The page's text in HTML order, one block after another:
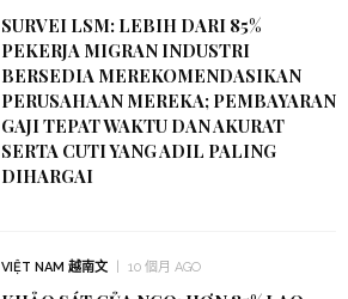
SURVEI LSM: LEBIH DARI 85%
PEKERJA MIGRAN INDUSTRI
BERSEDIA MEREKOMENDASIKAN
PERUSAHAAN MEREKA; PEMBAYARAN
GAJI TEPAT WAKTU DAN AKURAT
SERTA CUTI YANG ADIL PALING
DIHARGAI
VIỆT NAM 越南文 10 個月 AGO